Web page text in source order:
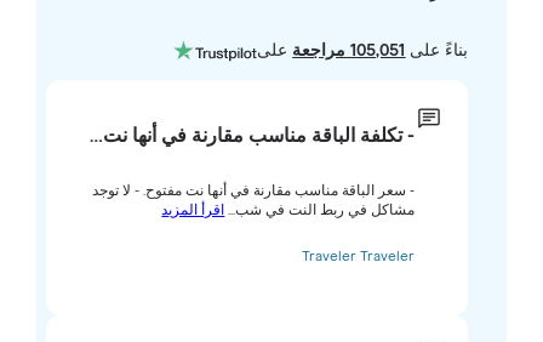
بناءً على105,051 مراجعة على
- تكلفة الباقة مناسب مقارنة في أنها نت…
- سعر الباقة مناسب مقارنة في أنها نت مفتوح. - لا توجد
مشاكل في ربط النت في شب...اقرأ المزيد
Traveler Traveler